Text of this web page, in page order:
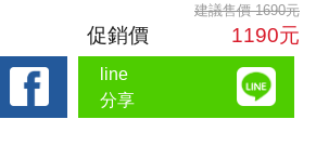
建議售價 1690元
促銷價 1190元
line
分享